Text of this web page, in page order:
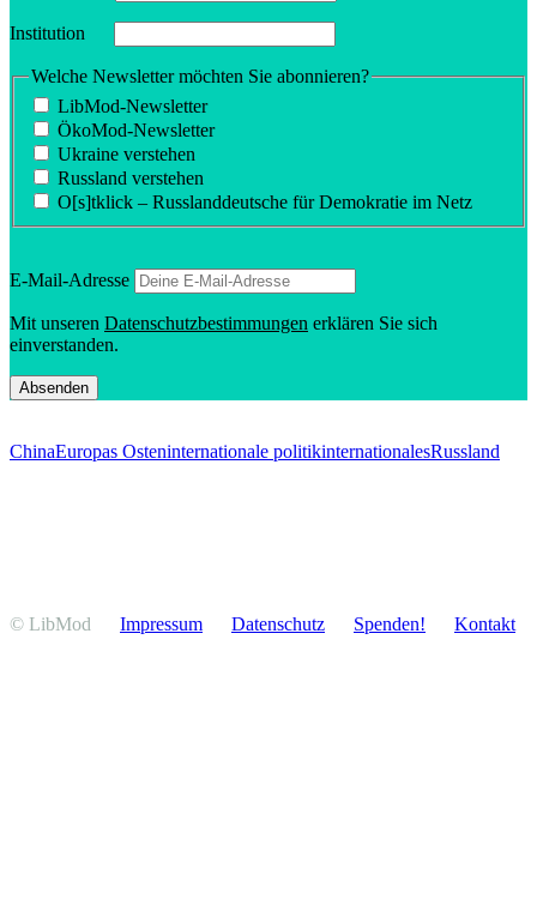
Insti­tution
Welche Newsletter möchten Sie abonnieren?
LibMod-Newsletter
ÖkoMod-Newsletter
Ukraine verstehen
Russland verstehen
O[s]tklick – Russland­deutsche für Demokratie im Netz
E‑Mail-Adresse
Mit unseren Daten­schutz­be­stim­mungen erklären Sie sich
einverstanden.
ChinaEuropas Osteninternationale politikinternationalesRussland
© LibMod Impressum Daten­schutz Spenden! Kontakt